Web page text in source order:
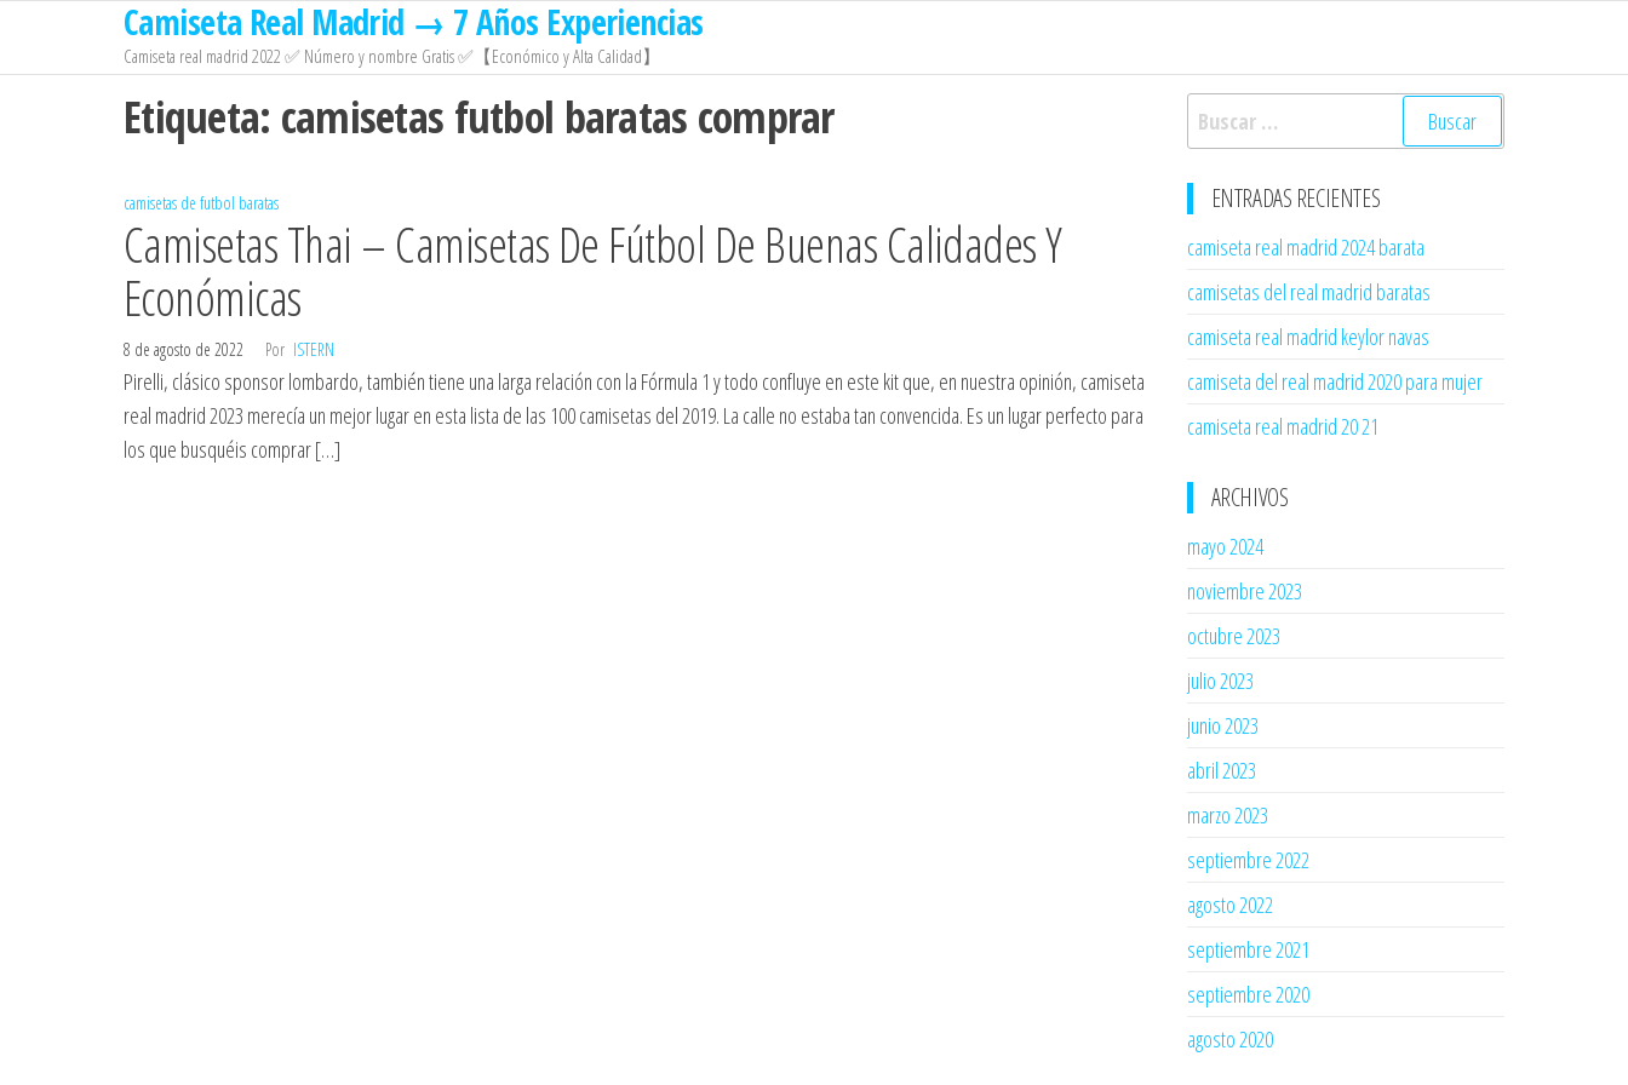
contenido
Camiseta Real Madrid → 7 Años Experiencias
Camiseta real madrid 2022 ✅ Número y nombre Gratis ✅【Económico y Alta Calidad】
Etiqueta: camisetas futbol baratas comprar
camisetas de futbol baratas
Camisetas Thai – Camisetas De Fútbol De Buenas Calidades Y
Económicas
8 de agosto de 2022 Por ISTERN
Pirelli, clásico sponsor lombardo, también tiene una larga relación con la Fórmula 1 y todo confluye en este kit que, en nuestra opinión, camiseta
real madrid 2023 merecía un mejor lugar en esta lista de las 100 camisetas del 2019. La calle no estaba tan convencida. Es un lugar perfecto para
los que busquéis comprar […]
Buscar:
ENTRADAS RECIENTES
camiseta real madrid 2024 barata
camisetas del real madrid baratas
camiseta real madrid keylor navas
camiseta del real madrid 2020 para mujer
camiseta real madrid 20 21
ARCHIVOS
mayo 2024
noviembre 2023
octubre 2023
julio 2023
junio 2023
abril 2023
marzo 2023
septiembre 2022
agosto 2022
septiembre 2021
septiembre 2020
agosto 2020